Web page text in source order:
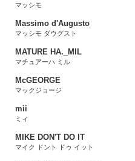
マッシモ
Massimo d'Augusto
マッシモ ダウグスト
MATURE HA._MIL
マチュアーハ ミル
McGEORGE
マックジョージ
mii
ミィ
MIKE DON'T DO IT
マイク ドント ドゥ イット